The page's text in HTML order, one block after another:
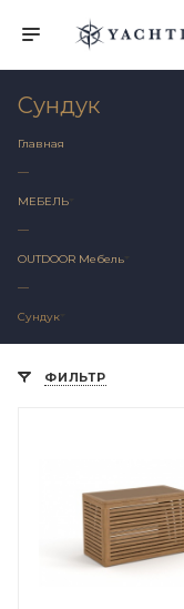
Сундук
Главная
—
МЕБЕЛЬ
—
OUTDOOR Мебель
—
Сундук
ФИЛЬТР